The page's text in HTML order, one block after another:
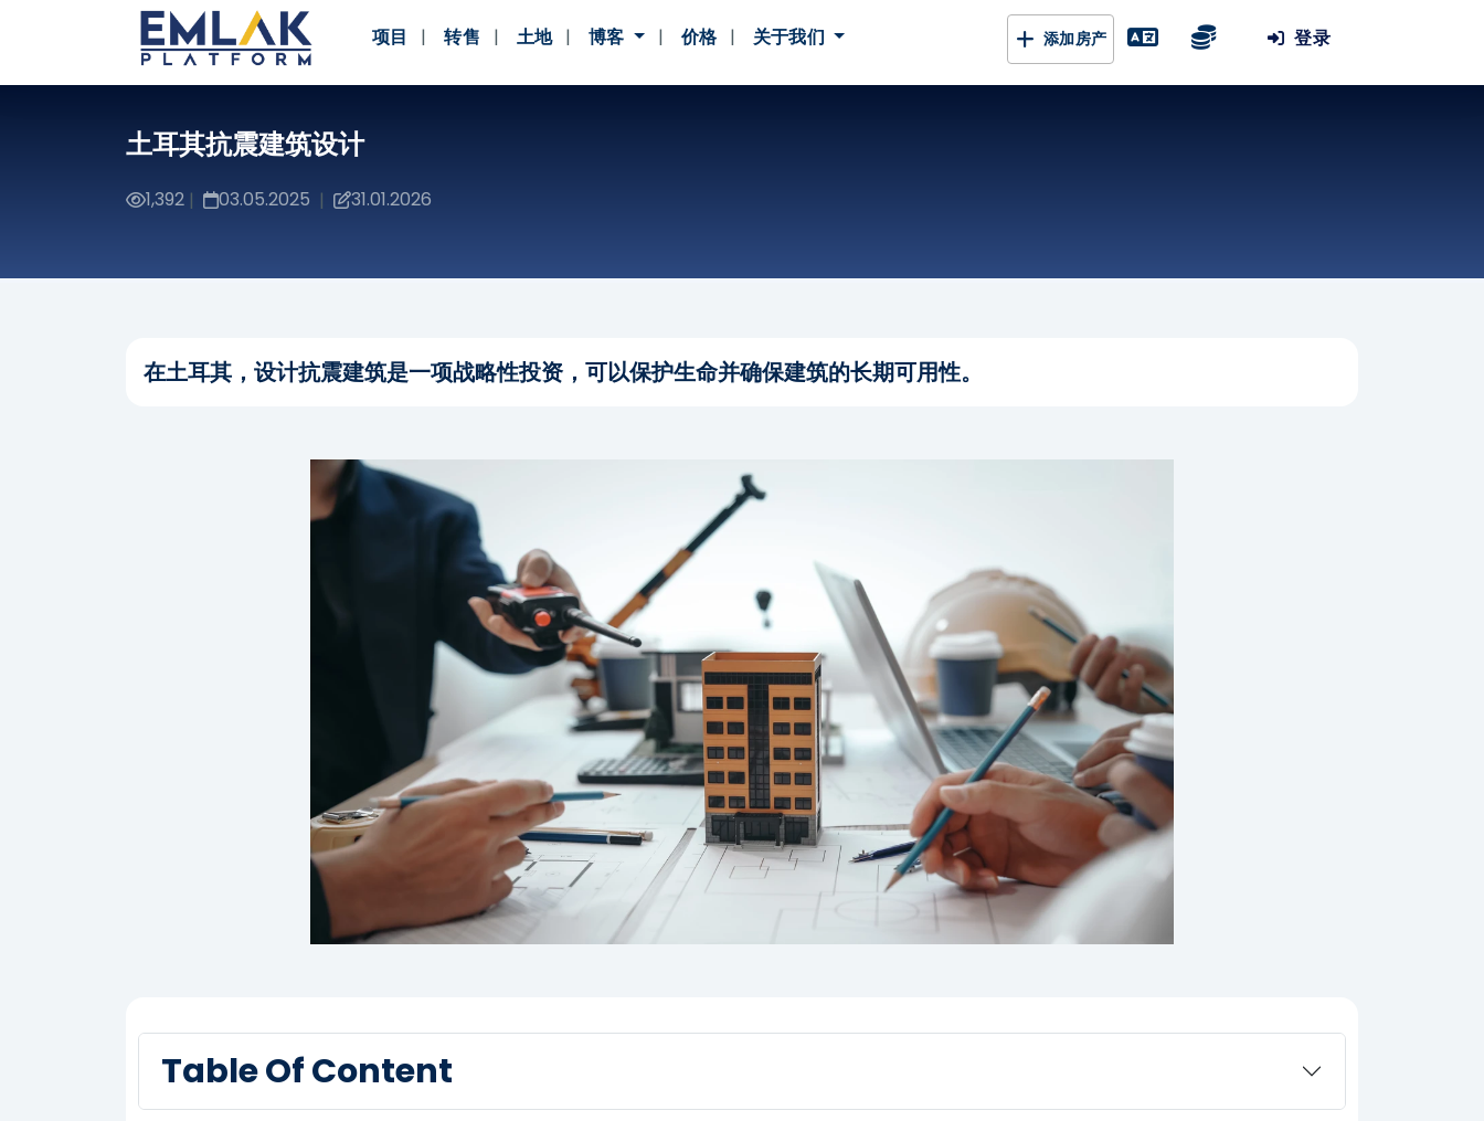
项目 转售 土地 博客 价格 关于我们 添加房产 登录
土耳其抗震建筑设计
1,392 | 03.05.2025 | 31.01.2026
在土耳其，设计抗震建筑是一项战略性投资，可以保护生命并确保建筑的长期可用性。
Table Of Content